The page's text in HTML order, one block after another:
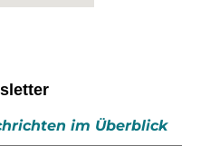
im Überblick